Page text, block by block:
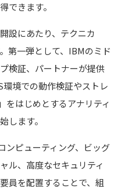
できます。
設にあたり、テクニカ
第一弾として、IBMのミド
検証、パートナーが提供
境での動作検証やストレ
をはじめとするアナリティ
します。
ンピューティング、ビッグ
ル、高度なセキュリティ
員を配置することで、組